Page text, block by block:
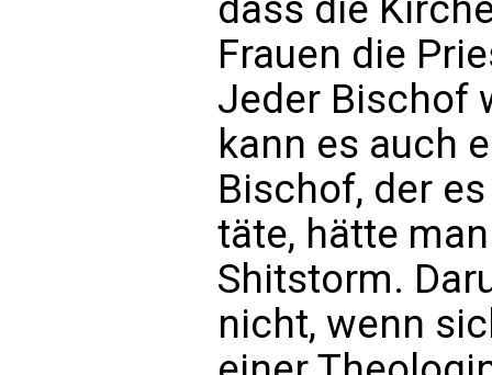
Frauen die
Jeder Bischof
kann es auch
Bischof, der
täte, hätte
Shitstorm.
nicht, wenn